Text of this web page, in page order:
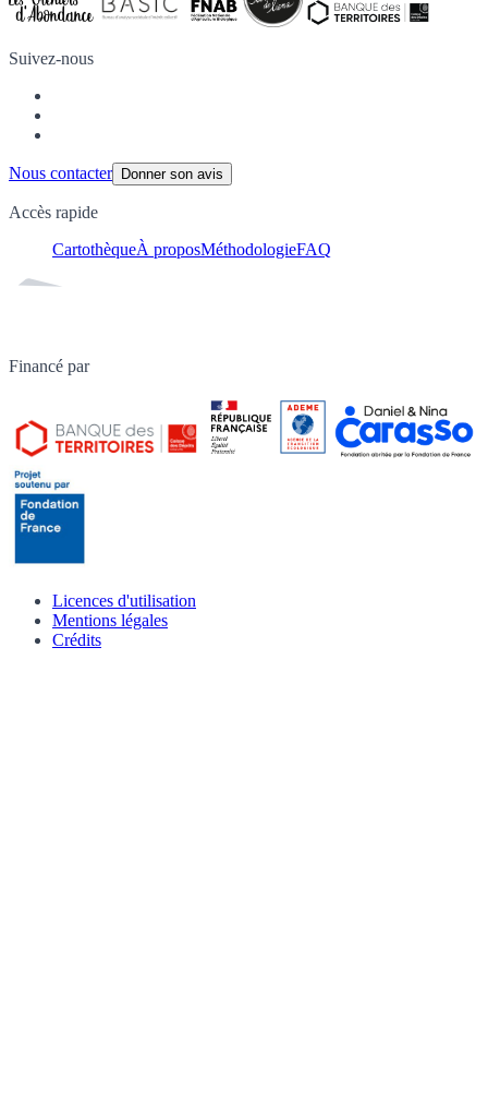
Suivez-nous
Nous contacter Donner son avis
Accès rapide
CartothèqueÀ proposMéthodologieFAQ
Financé par
Licences d'utilisation
Mentions légales
Crédits